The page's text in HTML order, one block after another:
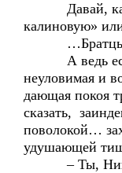
Давай, как
калиновую»
…Братцы, а
А ведь
неуловимая и
дающая покоя
сказать,
поволокой…
удушающей
– Ты,